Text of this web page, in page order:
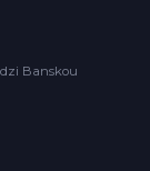
Banskou